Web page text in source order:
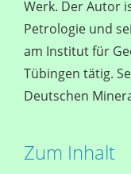
Werk. Der Autor
Petrologie und
am Institut für
Tübingen tätig.
Deutschen
Zum Inhalt